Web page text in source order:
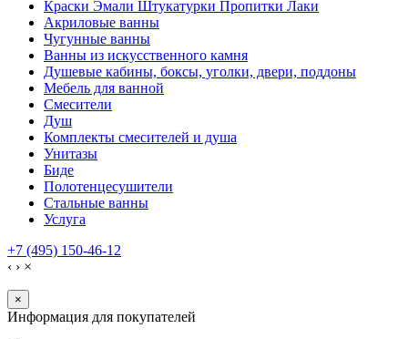
Краски Эмали Штукатурки Пропитки Лаки
Акриловые ванны
Чугунные ванны
Ванны из искусственного камня
Душевые кабины, боксы, уголки, двери, поддоны
Мебель для ванной
Смесители
Душ
Комплекты смесителей и душа
Унитазы
Биде
Полотенцесушители
Стальные ванны
Услуга
+7 (495) 150-46-12
‹ › ×
×
Информация для покупателей